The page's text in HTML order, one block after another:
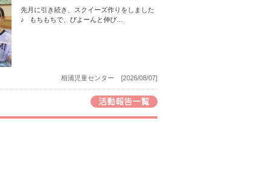
先月に引き続き、スクイーズ作りをしました
♪ もちもちで、びよーんと伸び...
相浦児童センター [2026/08/07]